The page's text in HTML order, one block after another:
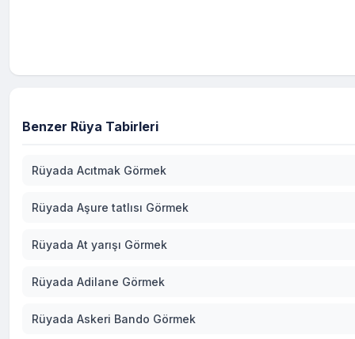
Benzer Rüya Tabirleri
Rüyada Acıtmak Görmek
Rüyada Aşure tatlısı Görmek
Rüyada At yarışı Görmek
Rüyada Adilane Görmek
Rüyada Askeri Bando Görmek